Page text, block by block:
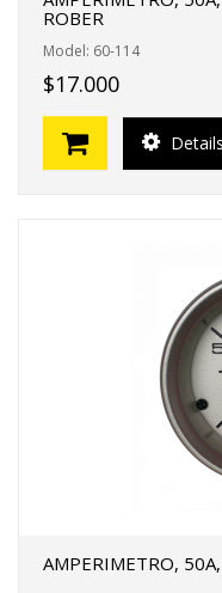
ROBER
Model: 60-114
$17.000
Details
AMPERIMETRO,